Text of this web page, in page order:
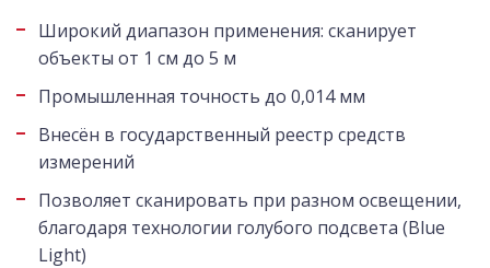
Широкий диапазон применения: сканирует
объекты от 1 см до 5 м
Промышленная точность до 0,014 мм
Внесён в государственный реестр средств
измерений
Позволяет сканировать при разном освещении,
благодаря технологии голубого подсвета (Blue
Light)